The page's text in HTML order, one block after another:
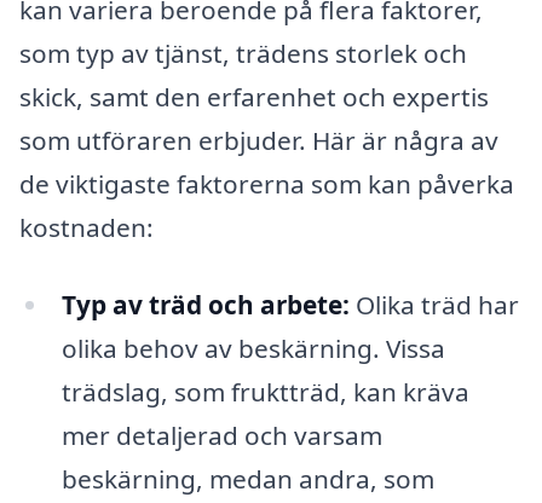
kan variera beroende på flera faktorer,
som typ av tjänst, trädens storlek och
skick, samt den erfarenhet och expertis
som utföraren erbjuder. Här är några av
de viktigaste faktorerna som kan påverka
kostnaden:
Typ av träd och arbete: Olika träd har
olika behov av beskärning. Vissa
trädslag, som fruktträd, kan kräva
mer detaljerad och varsam
beskärning, medan andra, som